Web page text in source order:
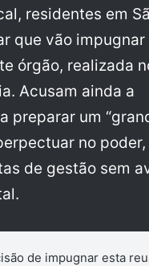
residentes em
que vão impugnar
órgão, realizada
Acusam ainda a
preparar um
no poder,
de gestão sem
de impugnar esta